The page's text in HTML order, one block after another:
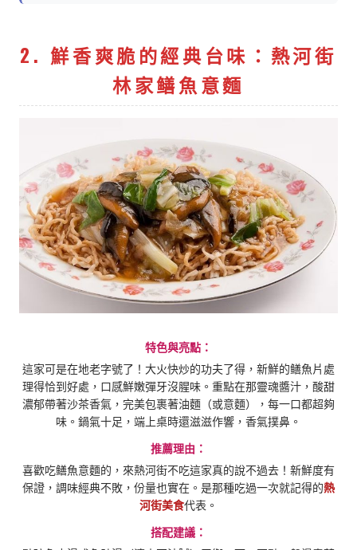
2. 鮮香爽脆的經典台味：熱河街
林家鳝魚意麵
特色與亮點：
這家可是在地老字號了！大火快炒的功夫了得，新鮮的鳝魚片處
理得恰到好處，口感鮮嫩彈牙沒腥味。重點在那靈魂醬汁，酸甜
濃郁帶著沙茶香氣，完美包裹著油麵（或意麵），每一口都超夠
味。鍋氣十足，端上桌時還滋滋作響，香氣撲鼻。
推薦理由：
喜歡吃鳝魚意麵的，來熱河街不吃這家真的說不過去！新鮮度有
保證，調味經典不敗，份量也實在。是那種吃過一次就記得的熱
河街美食代表。
搭配建議：